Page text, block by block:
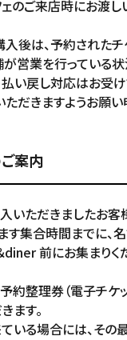
のご来店時にお渡し
後は、予約されたチ
が営業を行っている
払い戻し対応はお受
ただきますようお願
案内
いただきましたお客
す集合時間までに、
前にお集まりく
約整理券（電子チケ
ます。
いる場合には、その